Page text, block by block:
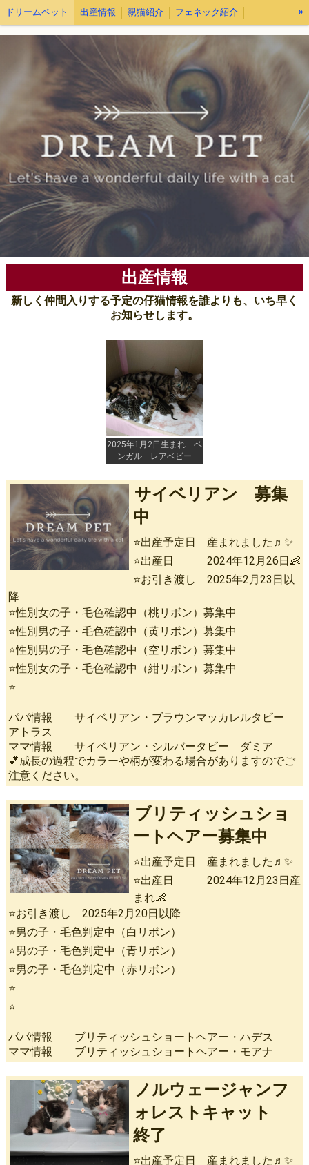
ドリームペット 出産情報 親猫紹介 フェネック紹介
お迎えについて
»
出産情報
新しく仲間入りする予定の仔猫情報を誰よりも、いち早く
お知らせします。
2025年1月2日生まれ ベ
ンガル レアベビー
サイベリアン 募集
中
⭐出産予定日 産まれました♬✨
⭐出産日 2024年12月26日👶
⭐お引き渡し 2025年2月23日以
降
⭐性別女の子・毛色確認中（桃リボン）募集中
⭐性別男の子・毛色確認中（黄リボン）募集中
⭐性別男の子・毛色確認中（空リボン）募集中
⭐性別女の子・毛色確認中（紺リボン）募集中
⭐
パパ情報 サイベリアン・ブラウンマッカレルタビー
アトラス
ママ情報 サイベリアン・シルバータビー ダミア
💕成長の過程でカラーや柄が変わる場合がありますのでご
注意ください。
ブリティッシュショ
ートヘアー募集中
⭐出産予定日 産まれました♬✨
⭐出産日 2024年12月23日産
まれ👶
⭐お引き渡し 2025年2月20日以降
⭐男の子・毛色判定中（白リボン）
⭐男の子・毛色判定中（青リボン）
⭐男の子・毛色判定中（赤リボン）
⭐
⭐
パパ情報 ブリティッシュショートヘアー・ハデス
ママ情報 ブリティッシュショートヘアー・モアナ
ノルウェージャンフ
ォレストキャット
終了
⭐出産予定日 産まれました♬✨